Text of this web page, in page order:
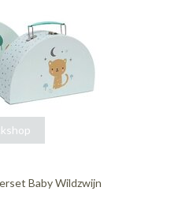
Baby Wildzwijn